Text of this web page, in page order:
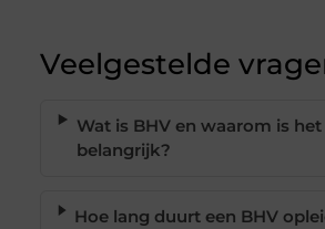
Veelgestelde
Wat is BHV en waarom is het
belangrijk?
Hoe lang duurt een BHV